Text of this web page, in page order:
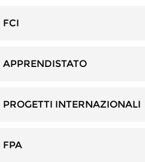
FCI
APPRENDISTATO
PROGETTI INTERNAZIONALI
FPA